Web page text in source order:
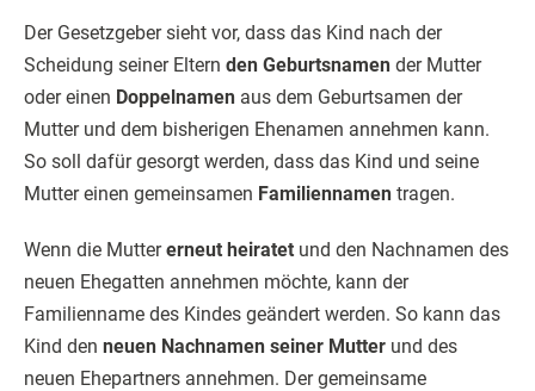
Der Gesetzgeber sieht vor, dass das Kind nach der
Scheidung seiner Eltern den Geburtsnamen der Mutter
oder einen Doppelnamen aus dem Geburtsamen der
Mutter und dem bisherigen Ehenamen annehmen kann.
So soll dafür gesorgt werden, dass das Kind und seine
Mutter einen gemeinsamen Familiennamen tragen.
Wenn die Muttererneut heiratet und den Nachnamen des
neuen Ehegatten annehmen möchte, kann der
Familienname des Kindes geändert werden. So kann das
Kind den neuen Nachnamen seiner Mutter und des
neuen Ehepartners annehmen. Der gemeinsame